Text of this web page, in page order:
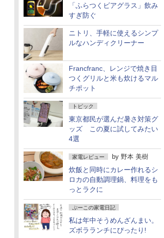
「ふらつくビアグラス」飲み
すぎ防ぐ
ニトリ、手軽に使えるシンプ
ルなハンディクリーナー
Francfranc、レンジで焼き目
つくグリルと米も炊けるマル
チポット
トピック
東京都民が選んだ暑さ対策グ
ッズ この夏に試してみたい
4選
家電レビュー by 野本 美樹
炊飯と同時にカレー作れるシ
ロカの自動調理鍋、料理をも
っとラクに
ぷーこの家電日記
私は年中そうめんざんまい。
ズボラランチにぴったり!